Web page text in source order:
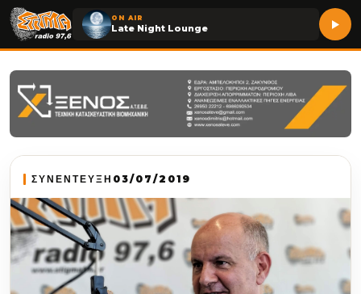
ON AIR
Late Night Lounge
ΣΥΝΕΝΤΕΥΞΗ 03/07/2019